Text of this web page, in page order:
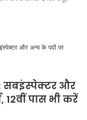
सबइंस्‍पेक्‍टर और
12वीं पास भी करें